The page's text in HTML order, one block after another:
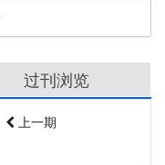
过刊浏览
上一期